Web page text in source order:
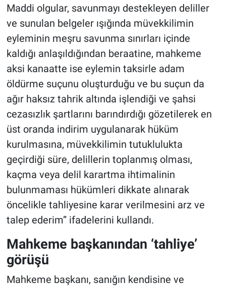
Maddi olgular, savunmayı destekleyen deliller
ve sunulan belgeler ışığında müvekkilimin
eyleminin meşru savunma sınırları içinde
kaldığı anlaşıldığından beraatine, mahkeme
aksi kanaatte ise eylemin taksirle adam
öldürme suçunu oluşturduğu ve bu suçun da
ağır haksız tahrik altında işlendiği ve şahsi
cezasızlık şartlarını barındırdığı gözetilerek en
üst oranda indirim uygulanarak hüküm
kurulmasına, müvekkilimin tutuklulukta
geçirdiği süre, delillerin toplanmış olması,
kaçma veya delil karartma ihtimalinin
bulunmaması hükümleri dikkate alınarak
öncelikle tahliyesine karar verilmesini arz ve
talep ederim” ifadelerini kullandı.
Mahkeme başkanından ‘tahliye’
görüşü
Mahkeme başkanı, sanığın kendisine ve